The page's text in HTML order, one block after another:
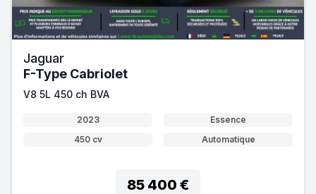
Jaguar
F-Type Cabriolet
V8 5L 450 ch BVA
2023
Essence
450 cv
Automatique
85 400 €